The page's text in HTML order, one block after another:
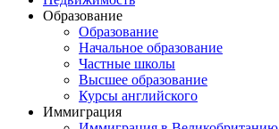
Образование
Образование
Начальное образование
Частные школы
Высшее образование
Курсы английского
Иммиграция